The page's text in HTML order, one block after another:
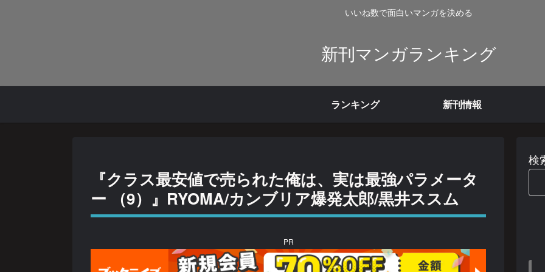
いいね数で面白いマンガを決める
新刊マンガランキング
ランキング 新刊情報
『クラス最安値で売られた俺は、実は最強パラメータ
ー （9）』RYOMA/カンブリア爆発太郎/黒井ススム
PR
検